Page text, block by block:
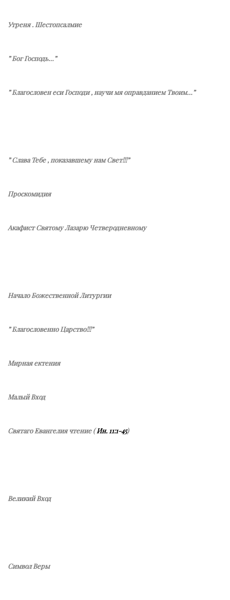
Утреня . Шестопсалмие
” Бог Господь…”
” Благословен еси Господи , научи мя оправданием Твоим…”
” Слава Тебе , показавшему нам Свет!!!”
Проскомидия
Акафист Святому Лазарю Четверодневному
Начало Божественной Литургии
” Благословенно Царство!!!”
Мирная ектения
Малый Вход
Святаго Евангелия чтение (Ин. 11:1-45)
Великий Вход
Символ Веры